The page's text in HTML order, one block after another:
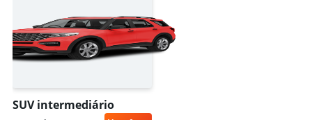
SUV intermediário